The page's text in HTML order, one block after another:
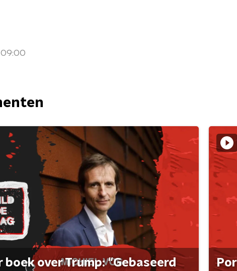
boek over Trump: "Gebaseerd